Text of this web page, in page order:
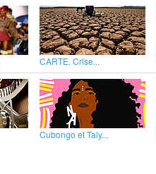
CARTE. Crise...
Cubongo et Taly...